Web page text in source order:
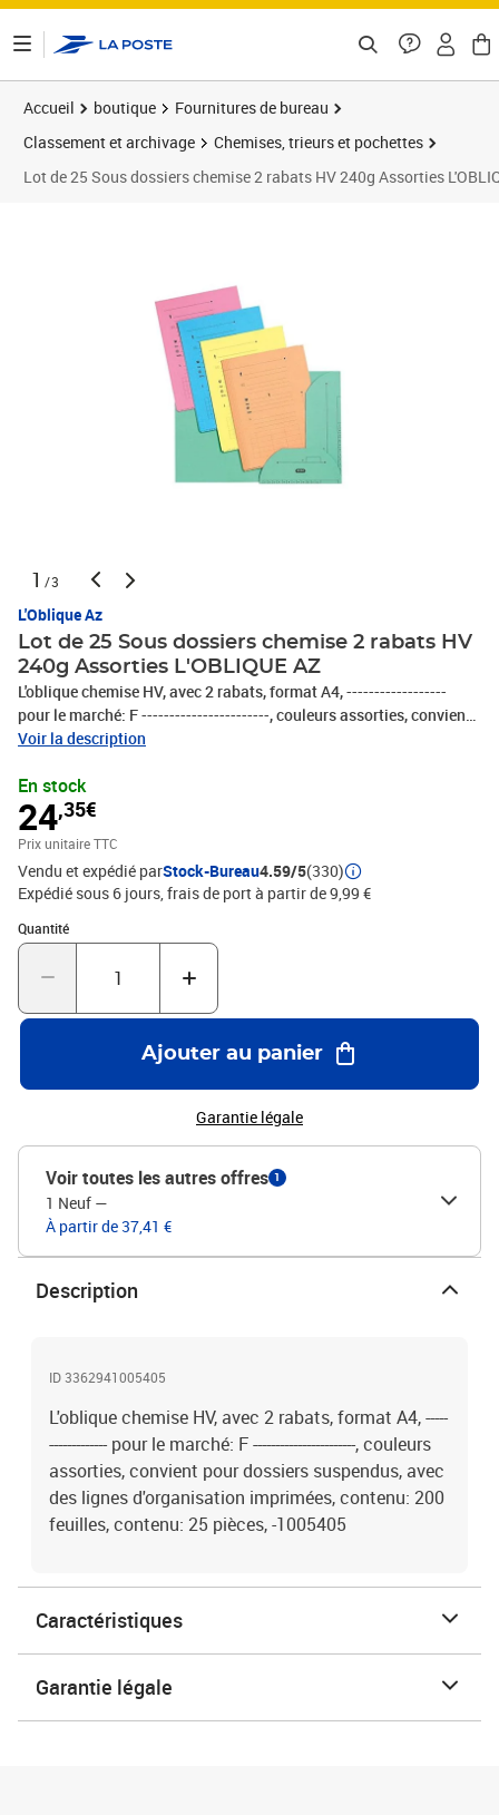
Accueil boutique
Fournitures de bureau
Classement et archivage
Chemises, trieurs et pochettes
Lot de 25 Sous dossiers chemise 2 rabats HV 240g Assorties
1 /3
L'Oblique Az
Lot de 25 Sous dossiers chemise 2 rabats HV
240g Assorties L'OBLIQUE AZ
L'oblique chemise HV, avec 2 rabats, format A4, ------------------
pour le marché: F -----------------------, couleurs assorties, convient
pour dossiers suspendus, avec des lignes d'organisation
Voir la description
En stock
24,35€
Prix unitaire TTC
Vendu et expédié parStock-Bureau4.59/5(330)
Expédié sous 6 jours, frais de port à partir de 9,99 €
Quantité
Quantité : 1
Ajouter au panier
Garantie légale
Voir toutes les autres offres 1
1 Neuf —
À partir de 37,41 €
Description
ID 3362941005405
L'oblique chemise HV, avec 2 rabats, format A4, -----
------------- pour le marché: F -----------------------, couleurs
assorties, convient pour dossiers suspendus, avec
des lignes d'organisation imprimées, contenu: 200
feuilles, contenu: 25 pièces, -1005405
Caractéristiques
Garantie légale